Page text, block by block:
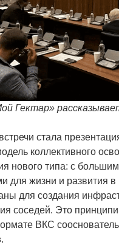
Гектар»
стала
коллективного
нового типа: с
для жизни и развития
для создания
соседей. Это
ВКС
.